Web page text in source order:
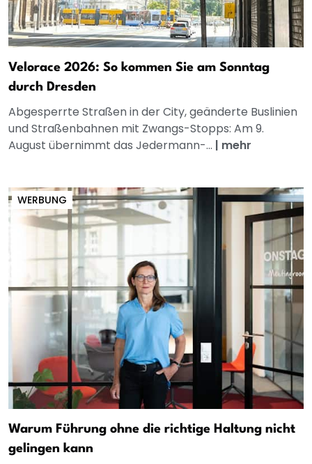
Velorace 2026: So kommen Sie am Sonntag
durch Dresden
Abgesperrte Straßen in der City, geänderte Buslinien
und Straßenbahnen mit Zwangs-Stopps: Am 9.
August übernimmt das Jedermann-... | mehr
WERBUNG
Warum Führung ohne die richtige Haltung nicht
gelingen kann